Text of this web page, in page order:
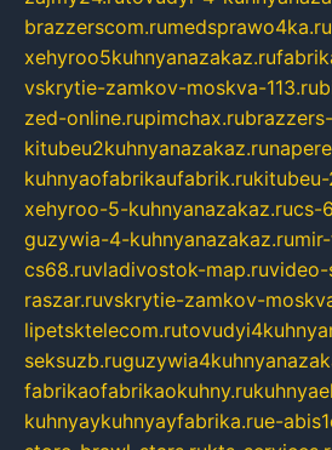
brazzerscom.rumedsprawo4ka.ru
xehyroo5kuhnyanazakaz.ru
vskrytie-zamkov-moskva-113.ru
zed-online.rupimchax.ru
kitubeu2kuhnyanazakaz.ru
kuhnyaofabrikaufabrik.ru
xehyroo-5-kuhnyanazakaz.rucs-
guzywia-4-kuhnyanazakaz.ru
cs68.ruvladivostok-map.ruvideo-
raszar.ruvskrytie-zamkov-
lipetsktelecom.ru
seksuzb.ru
fabrikaofabrikaokuhny.ru
kuhnyaykuhnyayfabrika.rue-